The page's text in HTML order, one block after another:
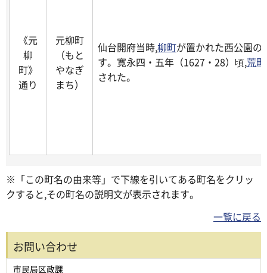
《元
柳
町》
通り
元柳町
（もと
やなぎ
まち）
仙台開府当時,柳町が置かれた西公園の
す。寛永四・五年（1627・28）頃,荒町
された。
※「この町名の由来等」で下線を引いてある町名をクリッ
クすると,その町名の説明文が表示されます。
一覧に戻る
お問い合わせ
市民局区政課